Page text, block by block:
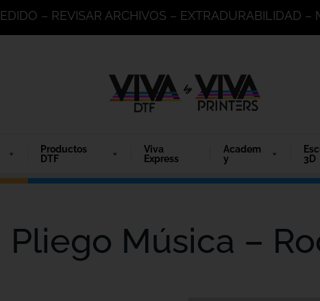
– REVISAR ARCHIVOS – EXTRADURABILIDAD –
Productos
DTF
Viva
Express
Academ
y
3D
Pliego Música –